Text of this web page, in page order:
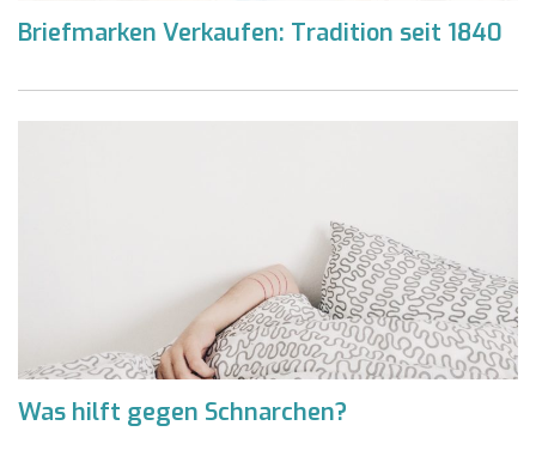
Briefmarken Verkaufen: Tradition seit 1840
Was hilft gegen Schnarchen?